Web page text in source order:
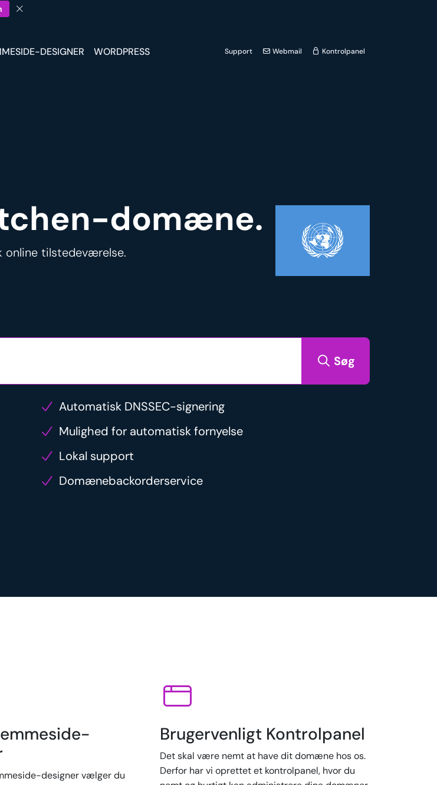
DESIGNER WORDPRESS Support Webmail Kontrolpanel
domæne.
tilstedeværelse.
Søg
Automatisk DNSSEC-signering
Mulighed for automatisk fornyelse
Lokal support
Domænebackorderservice
designer vælger du
Brugervenligt Kontrolpanel
Det skal være nemt at have dit domæne hos os.
Derfor har vi oprettet et kontrolpanel, hvor du